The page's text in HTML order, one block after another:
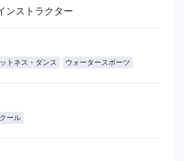
ンストラクター
トネス・ダンス ウォータースポーツ
ール